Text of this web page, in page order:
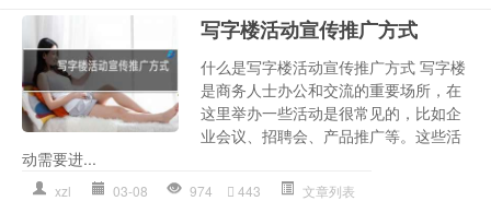
写字楼活动宣传推广方式
什么是写字楼活动宣传推广方式 写字楼
是商务人士办公和交流的重要场所，在
这里举办一些活动是很常见的，比如企
业会议、招聘会、产品推广等。这些活
动需要进...
xzl 03-08 974 443 文章列表